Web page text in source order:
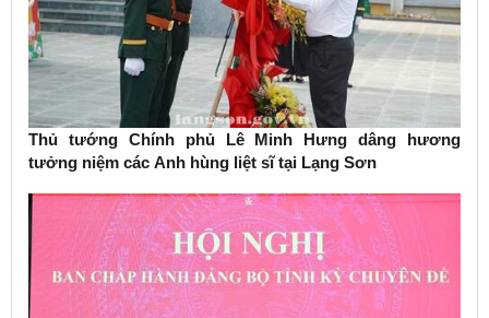
Thủ tướng Chính phủ Lê Minh Hưng dâng hương
tưởng niệm các Anh hùng liệt sĩ tại Lạng Sơn